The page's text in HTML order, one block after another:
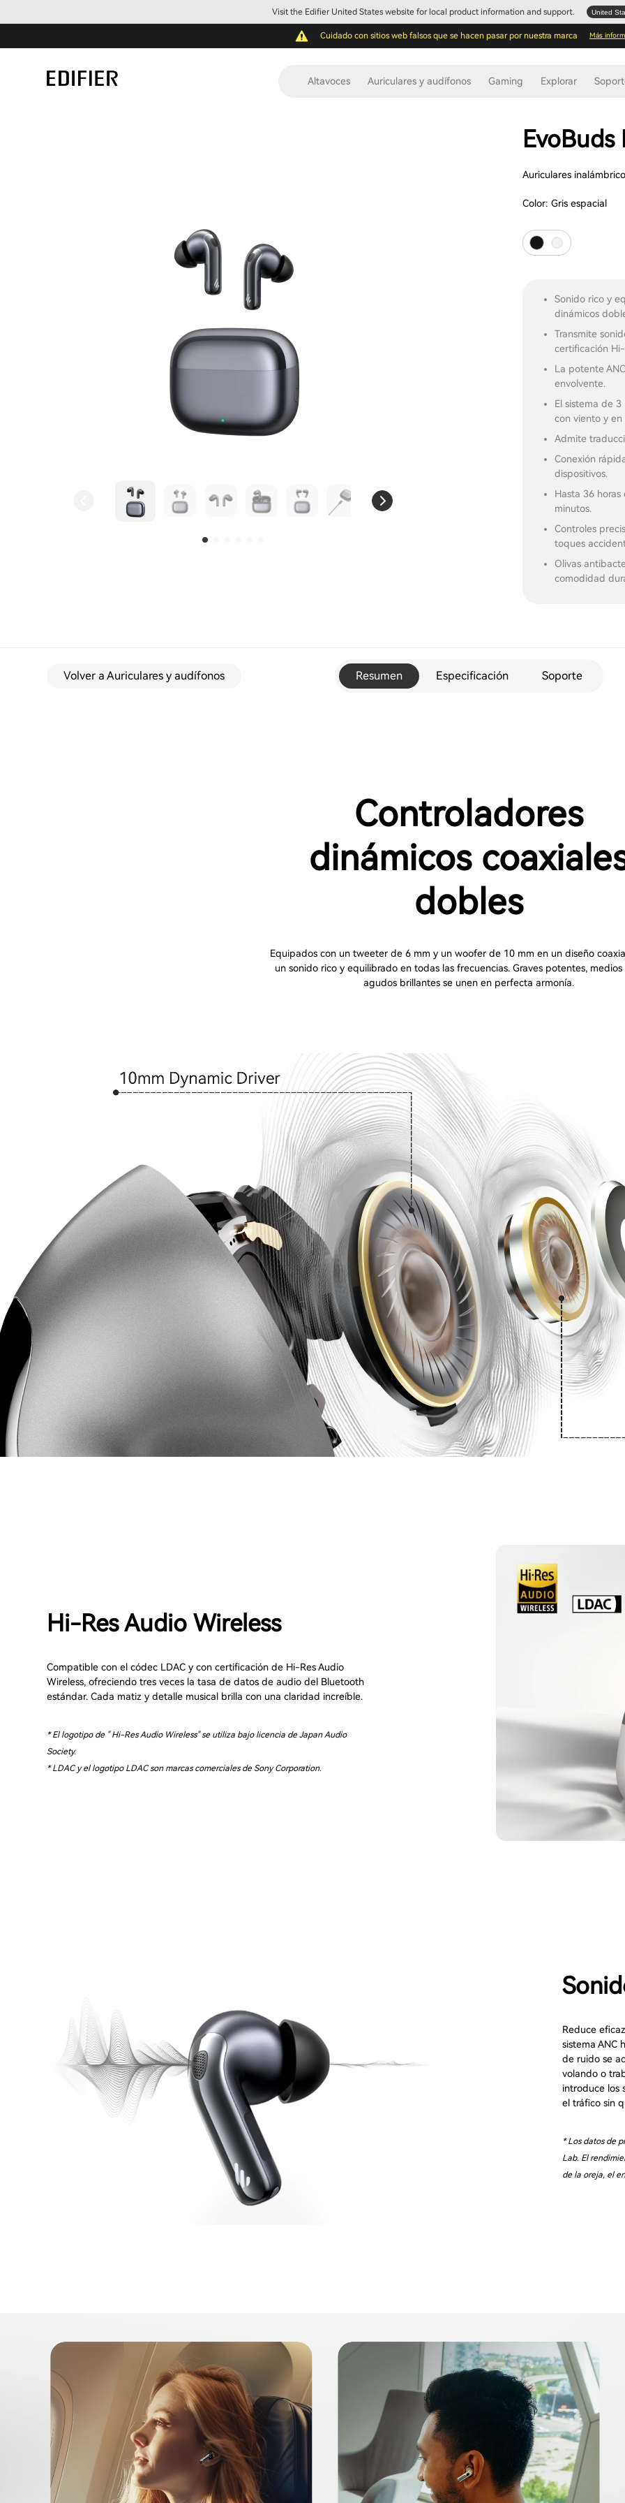
Visit the Edifier United States website for local product information and support. United
Cuidado con sitios web falsos que se hacen pasar por nuestra marca Más
Altavoces Auriculares y audífonos Gaming Explorar
EvoBuds
Auriculares
Color: Gris espacial
Sonido rico y
dinámicos
Transmite
certificación
La potente
envolvente.
El sistema de
con viento y
Admite
Conexión
dispositivos.
Hasta 36
minutos.
Controles
toques
Olivas
comodidad
Volver a Auriculares y audífonos Resumen Especificación Soporte
Controladores
dinámicos
dobles
Equipados con un tweeter de 6 mm y un woofer de 10 mm en un diseño
un sonido rico y equilibrado en todas las frecuencias. Graves potentes, medios
agudos brillantes se unen en perfecta armonía.
Hi-Res Audio Wireless
Compatible con el códec LDAC y con certificación de Hi-Res Audio
Wireless, ofreciendo tres veces la tasa de datos de audio del Bluetooth
estándar. Cada matiz y detalle musical brilla con una claridad increíble.
* El logotipo de " Hi-Res Audio Wireless" se utiliza bajo licencia de Japan Audio
Society.
* LDAC y el logotipo LDAC son marcas comerciales de Sony Corporation.
Reduce
sistema ANC
de ruido se
volando o
introduce los
el tráfico sin
* Los datos de
Lab. El
de la oreja, el